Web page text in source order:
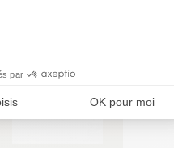
par
OK pour moi